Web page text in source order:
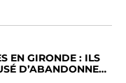
EN GIRONDE : ILS
D’ABANDONNER